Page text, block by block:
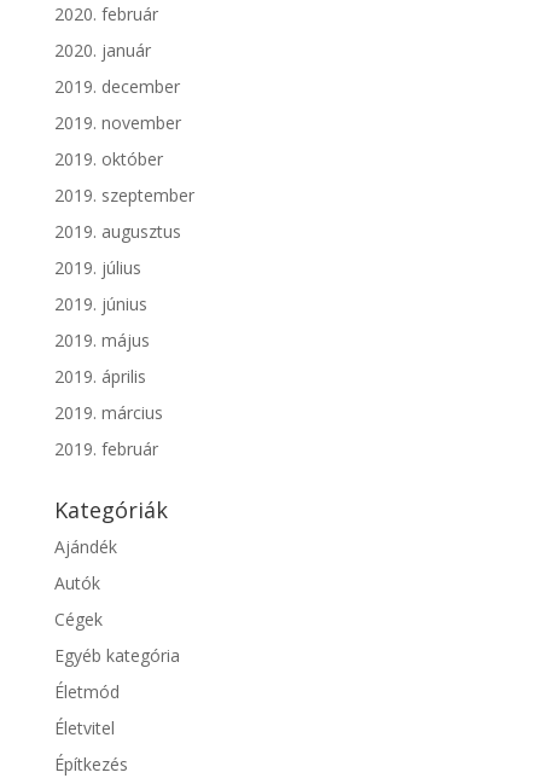
2020. február
2020. január
2019. december
2019. november
2019. október
2019. szeptember
2019. augusztus
2019. július
2019. június
2019. május
2019. április
2019. március
2019. február
Kategóriák
Ajándék
Autók
Cégek
Egyéb kategória
Életmód
Életvitel
Építkezés